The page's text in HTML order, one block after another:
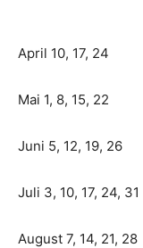
April 10, 17, 24
Mai 1, 8, 15, 22
Juni 5, 12, 19, 26
Juli 3, 10, 17, 24, 31
August 7, 14, 21, 28